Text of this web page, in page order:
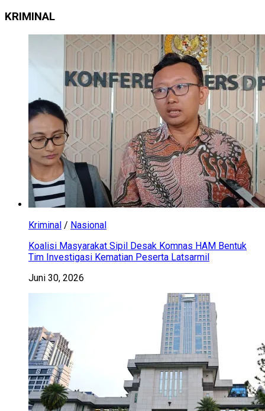
KRIMINAL
Kriminal / Nasional
Koalisi Masyarakat Sipil Desak Komnas HAM Bentuk
Tim Investigasi Kematian Peserta Latsarmil
Juni 30, 2026